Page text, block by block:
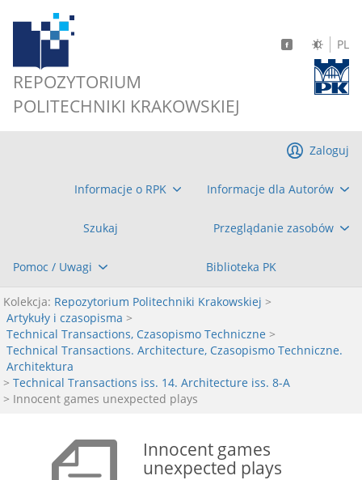
REPOZYTORIUM
POLITECHNIKI KRAKOWSKIEJ
PL
Informacje o RPK Informacje dla Autorów
Szukaj Przeglądanie zasobów
Pomoc / Uwagi Biblioteka PK
Zaloguj
Kolekcja: Repozytorium Politechniki Krakowskiej >
Artykuły i czasopisma >
Technical Transactions, Czasopismo Techniczne >
Technical Transactions. Architecture, Czasopismo Techniczne.
Architektura
> Technical Transactions iss. 14. Architecture iss. 8-A
> Innocent games unexpected plays
Innocent games
unexpected plays